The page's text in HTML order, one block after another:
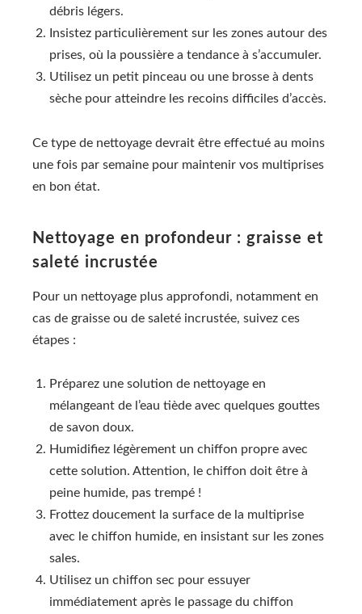
débris légers.
Insistez particulièrement sur les zones autour des
prises, où la poussière a tendance à s’accumuler.
Utilisez un petit pinceau ou une brosse à dents
sèche pour atteindre les recoins difficiles d’accès.
Ce type de nettoyage devrait être effectué au moins
une fois par semaine pour maintenir vos multiprises
en bon état.
Nettoyage en profondeur : graisse et
saleté incrustée
Pour un nettoyage plus approfondi, notamment en
cas de graisse ou de saleté incrustée, suivez ces
étapes :
Préparez une solution de nettoyage en
mélangeant de l’eau tiède avec quelques gouttes
de savon doux.
Humidifiez légèrement un chiffon propre avec
cette solution. Attention, le chiffon doit être à
peine humide, pas trempé !
Frottez doucement la surface de la multiprise
avec le chiffon humide, en insistant sur les zones
sales.
Utilisez un chiffon sec pour essuyer
immédiatement après le passage du chiffon